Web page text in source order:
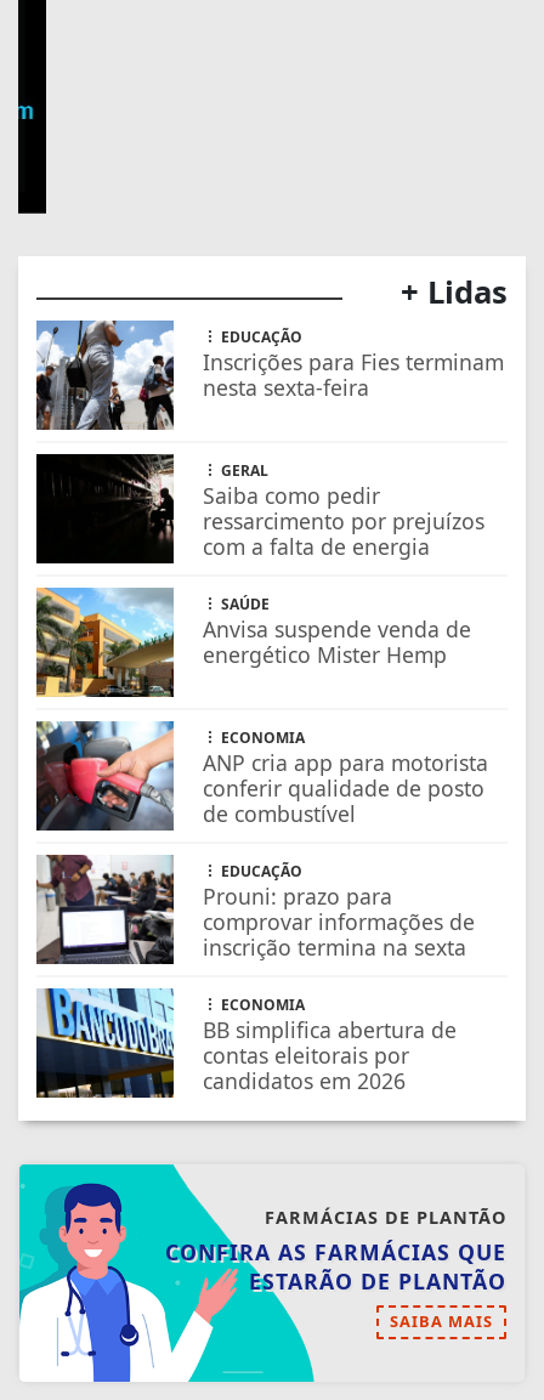
Anvisa suspende venda de
energético Mister Hemp
ANP cria app para motorista
conferir qualidade de posto
de combustível
EDUCAÇÃO
Prouni: prazo para
comprovar informações de
inscrição termina na sexta
BB simplifica abertura de
contas eleitorais por
candidatos em 2026
FARMÁCIAS DE PLANTÃO
CONFIRA AS FARMÁCIAS QUE
ESTARÃO DE PLANTÃO
SAIBA MAIS
NOSSAS NOTÍCIASNO CELULAR
Receba as notícias do TV Diversidade no
seu app favorito de mensagens.
Telegram Whatsapp